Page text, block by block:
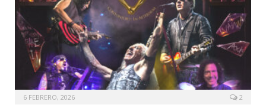
6 FEBRERO, 2026 2